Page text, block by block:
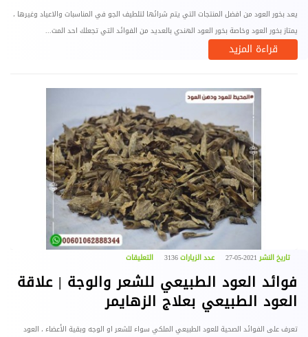
يعد بخور العود من افضل المنتجات التي يتم شرائها لتلطيف الجو في المناسبات والاعياد وغيرها ،
يمتاز بخور العود وخاصة بخور العود الهندي بالعديد من الفوائد التي تجعلك احد المت...
قراءة المزيد
تاريخ النشر2021-05-27 عدد الزيارات التعليقات
فوائد العود الطبيعي للشعر والوجة | علاقة
العود الطبيعي بعلاج الزهايمر
تعرف على الفوائد الصحية للعود الطبيعي الملكي سواء للشعر او الوجه وبقية الأعضاء ، العود